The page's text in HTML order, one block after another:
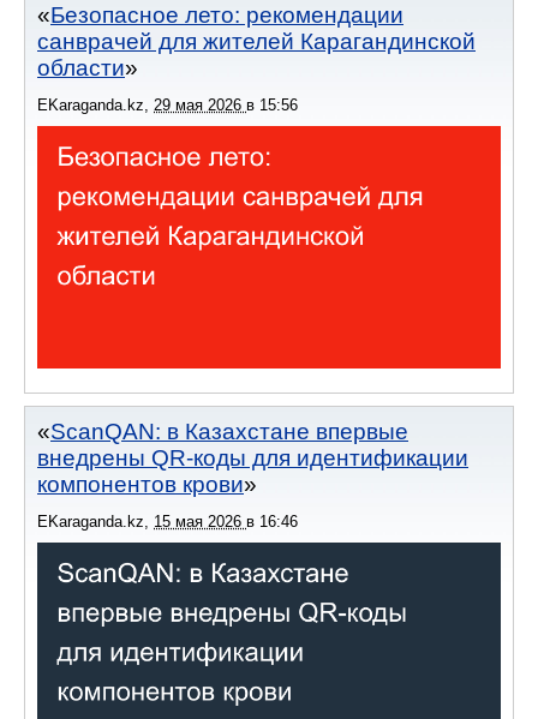
Безопасное лето: рекомендации
санврачей для жителей Карагандинской
области
EKaraganda.kz 29 мая 2026 в 15:56
ScanQAN: в Казахстане впервые
внедрены QR-коды для идентификации
компонентов крови
EKaraganda.kz 15 мая 2026 в 16:46